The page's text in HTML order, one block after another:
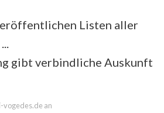
Listen aller
gibt verbindliche Auskunft
vogedes.de an